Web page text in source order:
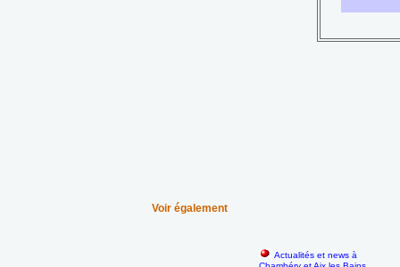
Voir également
Actualités et news à